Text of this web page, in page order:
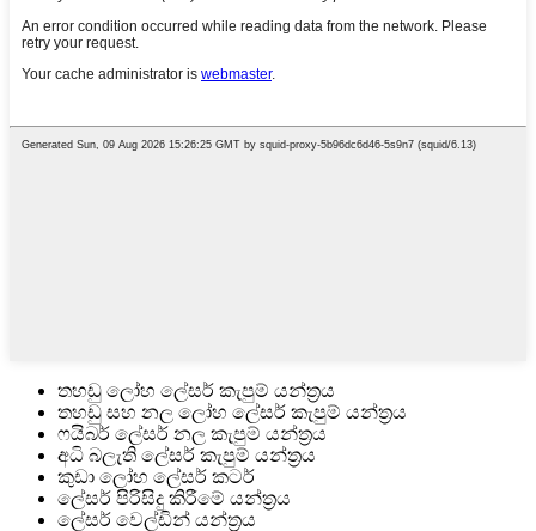
තහඩු ලෝහ ලේසර් කැපුම් යන්ත්‍රය
තහඩු සහ නල ලෝහ ලේසර් කැපුම් යන්ත්‍රය
ෆයිබර් ලේසර් නල කැපුම් යන්ත්‍රය
අධි බලැති ලේසර් කැපුම් යන්ත්‍රය
කුඩා ලෝහ ලේසර් කටර්
ලේසර් පිරිසිදු කිරීමේ යන්ත්‍රය
ලේසර් වෙල්ඩින් යන්ත්‍රය